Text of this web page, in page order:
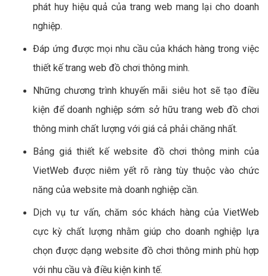
phát huy hiệu quả của trang web mang lại cho doanh
nghiệp.
Đáp ứng được mọi nhu cầu của khách hàng trong việc
thiết kế trang web đồ chơi thông minh.
Những chương trình khuyến mãi siêu hot sẽ tạo điều
kiện để doanh nghiệp sớm sở hữu trang web đồ chơi
thông minh chất lượng với giá cả phải chăng nhất.
Bảng giá thiết kế website đồ chơi thông minh của
VietWeb được niêm yết rõ ràng tùy thuộc vào chức
năng của website mà doanh nghiệp cần.
Dịch vụ tư vấn, chăm sóc khách hàng của VietWeb
cực kỳ chất lượng nhằm giúp cho doanh nghiệp lựa
chọn được dạng website đồ chơi thông minh phù hợp
với nhu cầu và điều kiện kinh tế.